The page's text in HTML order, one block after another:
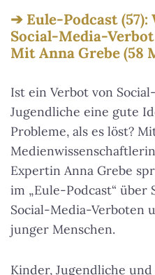
Eule-Podcast
Social-Media-
Mit Anna Grebe (58
Ist ein Verbot von
Jugendliche eine gute
Probleme, als es löst?
Expertin Anna Grebe
im „Eule-Podcast“ über
Social-Media-Verboten
junger Menschen.
Kinder, Jugendliche